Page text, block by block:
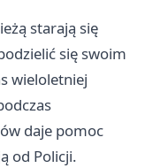
starają się
się swoim
wieloletniej
daje pomoc
od Policji.